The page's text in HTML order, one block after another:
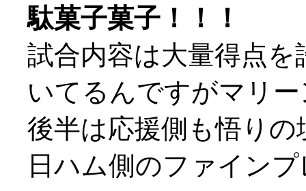
駄菓子菓子！！！
試合内容は大量得点
いてるんですがマリ
後半は応援側も悟りの
日ハム側のファイン